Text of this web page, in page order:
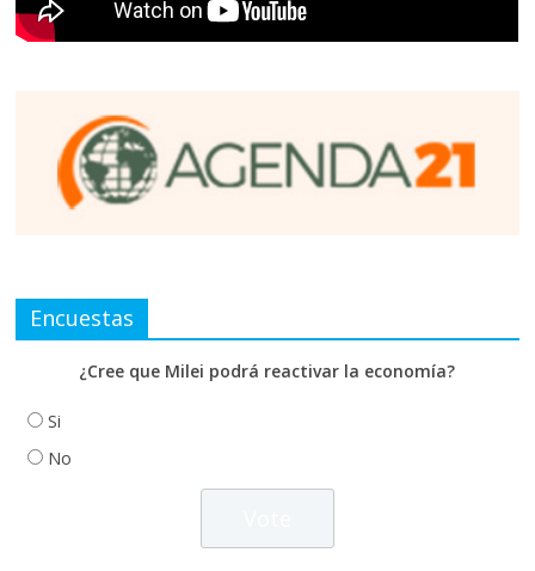
Encuestas
¿Cree que Milei podrá reactivar la economía?
Si
No